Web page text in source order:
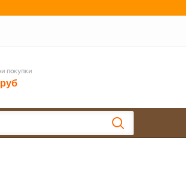
покупки
руб